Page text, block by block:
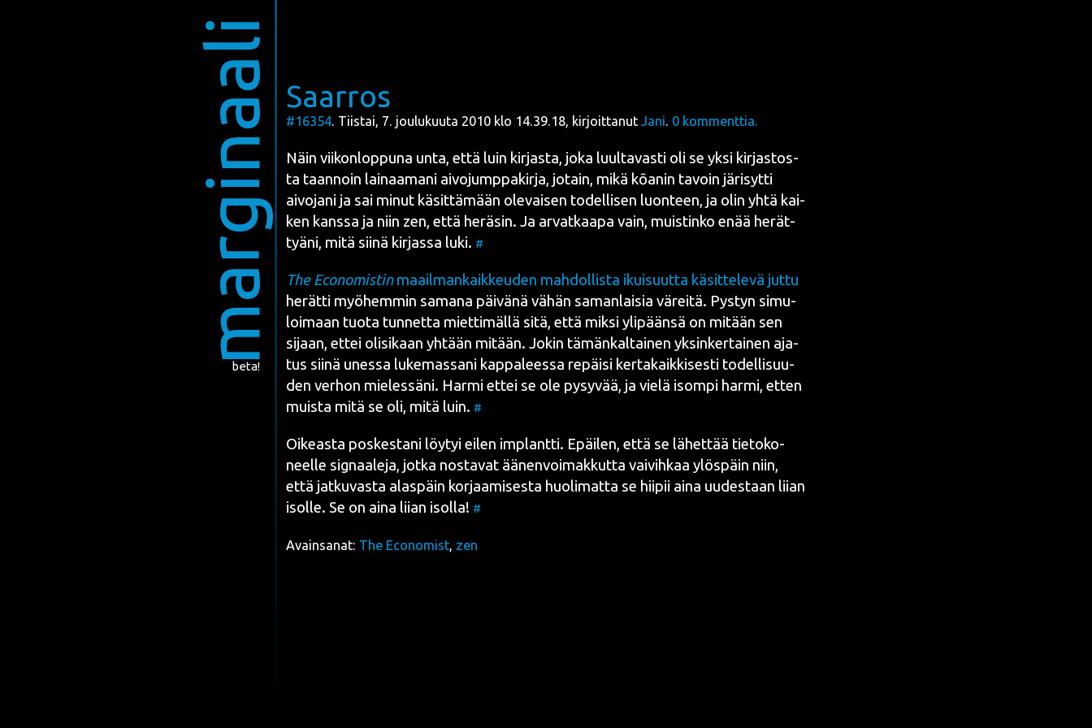
marginaali
beta!
Saarros
#16354. Tiistai, 7. joulukuuta 2010 klo 14.39.18, kirjoittanut Jani. 0 kommenttia.
Näin vii­kon­lop­pu­na unta, että luin kir­jas­ta, joka luul­ta­vas­ti oli se yksi kir­jas­tos­
ta taan­noin lai­naa­ma­ni aivo­jump­pa­kir­ja, jotain, mikä kōa­nin tavoin järi­syt­ti
aivo­ja­ni ja sai minut käsit­tä­mään ole­vai­sen todel­li­sen luon­teen, ja olin yhtä kai­
ken kans­sa ja niin zen, että herä­sin. Ja arvat­kaa­pa vain, muis­tin­ko enää herät­
tyä­ni, mitä sii­nä kir­jas­sa luki. #
The Eco­no­mis­tinmaa­il­man­kaik­keu­den mah­dol­lis­ta ikui­suut­ta käsit­te­le­vä jut­tu
herät­ti myö­hem­min sama­na päi­vä­nä vähän saman­lai­sia värei­tä. Pys­tyn simu­
loi­maan tuo­ta tun­net­ta miet­ti­mäl­lä sitä, että mik­si yli­pään­sä on mitään sen
sijaan, ettei oli­si­kaan yhtään mitään. Jokin tämän­kal­tai­nen yksin­ker­tai­nen aja­
tus sii­nä unes­sa luke­mas­sa­ni kap­pa­lees­sa repäi­si ker­ta­kaik­ki­ses­ti todel­li­suu­
den ver­hon mie­les­sä­ni. Har­mi ettei se ole pysy­vää, ja vie­lä isom­pi har­mi, etten
muis­ta mitä se oli, mitä luin. #
Oikeas­ta pos­kes­ta­ni löy­tyi eilen implant­ti. Epäi­len, että se lähet­tää tie­to­ko­
neel­le sig­naa­le­ja, jot­ka nos­ta­vat äänen­voi­mak­kut­ta vai­vih­kaa ylös­päin niin,
että jat­ku­vas­ta alas­päin kor­jaa­mi­ses­ta huo­li­mat­ta se hii­pii aina uudes­taan lii­an
isol­le. Se on aina lii­an isol­la! #
Avainsanat: The Economist, zen